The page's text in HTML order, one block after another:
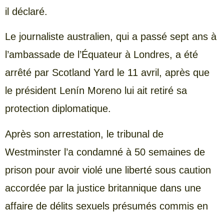
il déclaré.
Le journaliste australien, qui a passé sept ans à
l’ambassade de l’Équateur à Londres, a été
arrêté par Scotland Yard le 11 avril, après que
le président Lenín Moreno lui ait retiré sa
protection diplomatique.
Après son arrestation, le tribunal de
Westminster l’a condamné à 50 semaines de
prison pour avoir violé une liberté sous caution
accordée par la justice britannique dans une
affaire de délits sexuels présumés commis en